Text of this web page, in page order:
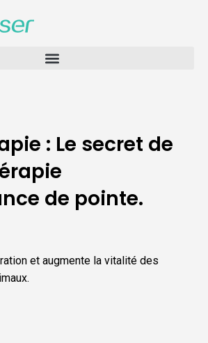
: Le secret de
de pointe.
et augmente la vitalité des